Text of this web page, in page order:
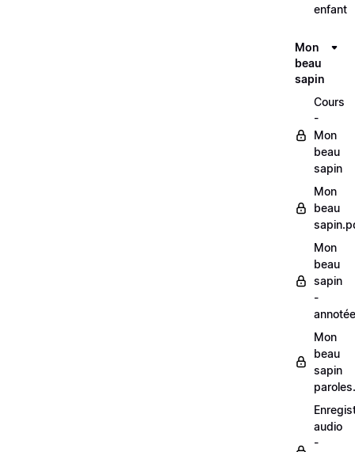
enfant
Mon
beau
sapin
Cours
-
Mon
beau
sapin
Mon
beau
Mon
beau
sapin
-
Mon
beau
sapin
audio
-